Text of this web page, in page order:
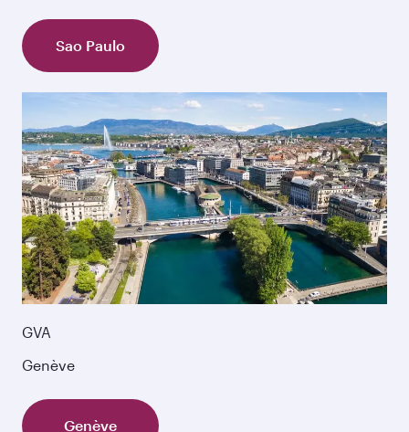
Sao Paulo
GVA
Genève
Genève